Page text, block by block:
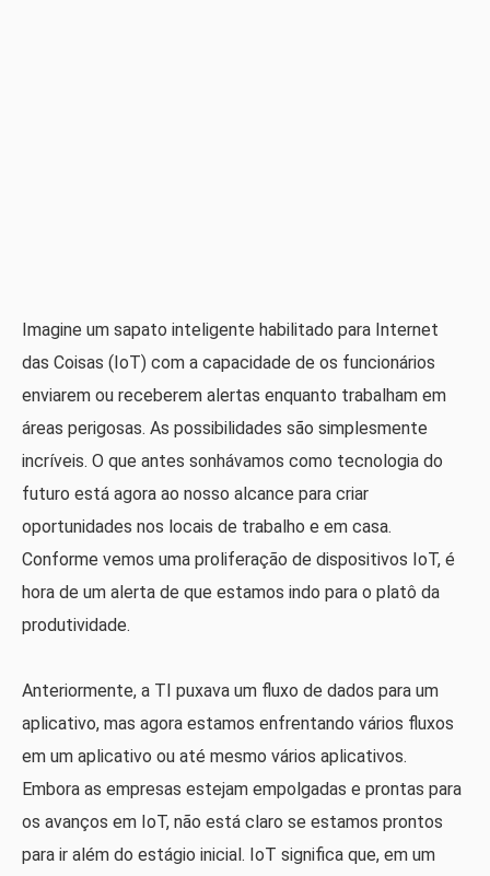
Imagine um sapato inteligente habilitado para Internet
das Coisas (IoT) com a capacidade de os funcionários
enviarem ou receberem alertas enquanto trabalham em
áreas perigosas. As possibilidades são simplesmente
incríveis. O que antes sonhávamos como tecnologia do
futuro está agora ao nosso alcance para criar
oportunidades nos locais de trabalho e em casa.
Conforme vemos uma proliferação de dispositivos IoT, é
hora de um alerta de que estamos indo para o platô da
produtividade.
Anteriormente, a TI puxava um fluxo de dados para um
aplicativo, mas agora estamos enfrentando vários fluxos
em um aplicativo ou até mesmo vários aplicativos.
Embora as empresas estejam empolgadas e prontas para
os avanços em IoT, não está claro se estamos prontos
para ir além do estágio inicial. IoT significa que, em um